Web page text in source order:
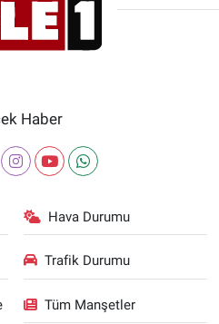
Haber
Hava Durumu
Trafik Durumu
Tüm Manşetler